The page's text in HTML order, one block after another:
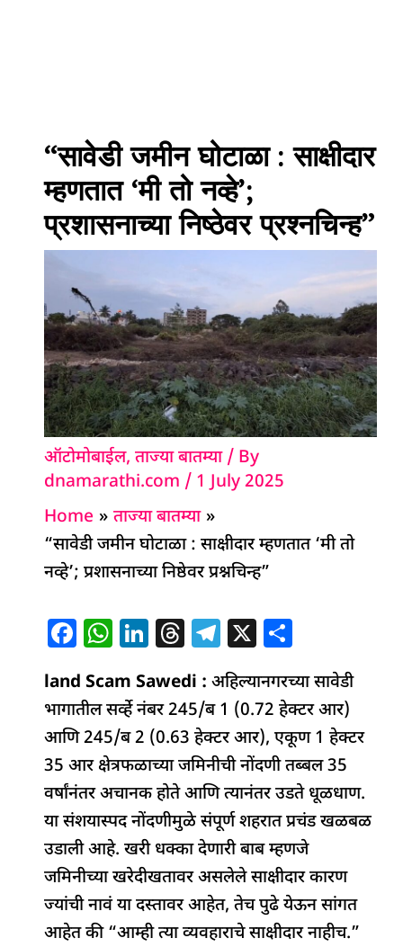
“सावेडी जमीन घोटाळा : साक्षीदार
म्हणतात ‘मी तो नव्हे’;
प्रशासनाच्या निष्ठेवर प्रश्नचिन्ह”
ऑटोमोबाईल,ताज्या बातम्या/ By
dnamarathi.com / 1 July 2025
Home
ताज्या बातम्या
“सावेडी जमीन घोटाळा : साक्षीदार म्हणतात ‘मी तो
नव्हे’; प्रशासनाच्या निष्ठेवर प्रश्नचिन्ह”
F
c
e
b
o
o
k
W
at
s
A
p
p
Li
k
e
dI
n
T
re
a
d
s
T
el
e
g
ra
m
X
ar
e
land Scam Sawedi :अहिल्यानगरच्या सावेडी
भागातील सर्व्हे नंबर 245/ब 1 (0.72 हेक्टर आर)
आणि 245/ब 2 (0.63 हेक्टर आर), एकूण 1 हेक्टर
35 आर क्षेत्रफळाच्या जमिनीची नोंदणी तब्बल 35
वर्षांनंतर अचानक होते आणि त्यानंतर उडते धूळधाण.
या संशयास्पद नोंदणीमुळे संपूर्ण शहरात प्रचंड खळबळ
उडाली आहे. खरी धक्का देणारी बाब म्हणजे
जमिनीच्या खरेदीखतावर असलेले साक्षीदार कारण
ज्यांची नावं या दस्तावर आहेत, तेच पुढे येऊन सांगत
आहेत की “आम्ही त्या व्यवहाराचे साक्षीदार नाहीच.”